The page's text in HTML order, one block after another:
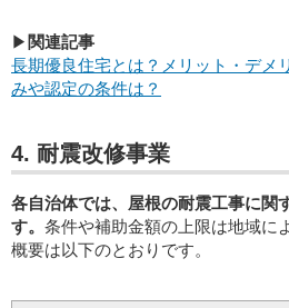
▶ 関連記事
長期優良住宅とは？メリット・デメ
みや認定の条件は？
4. 耐震改修事業
各自治体では、屋根の耐震工事に関
す。 条件や補助金額の上限は地域に
概要は以下のとおりです。